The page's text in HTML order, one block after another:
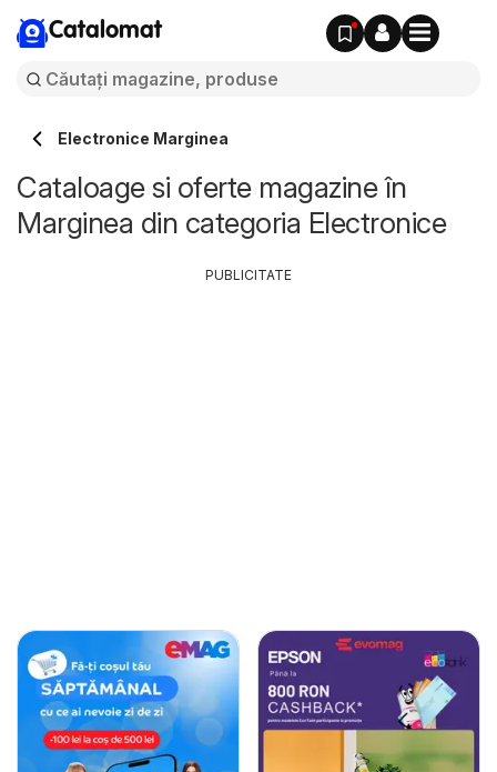
Catalomat
Electronice Marginea
Cataloage si oferte magazine în
Marginea din categoria Electronice
PUBLICITATE